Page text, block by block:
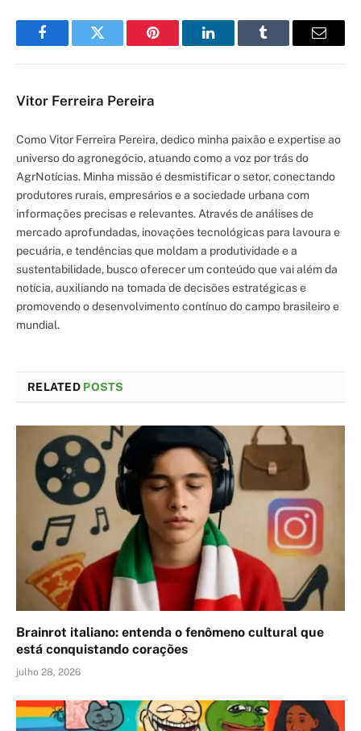
FacebookTwitter Pinterest LinkedInTumblr Email
Vitor Ferreira Pereira
Como Vitor Ferreira Pereira, dedico minha paixão e expertise ao
universo do agronegócio, atuando como a voz por trás do
AgrNotícias. Minha missão é desmistificar o setor, conectando
produtores rurais, empresários e a sociedade urbana com
informações precisas e relevantes. Através de análises de
mercado aprofundadas, inovações tecnológicas para lavoura e
pecuária, e tendências que moldam a produtividade e a
sustentabilidade, busco oferecer um conteúdo que vai além da
notícia, auxiliando na tomada de decisões estratégicas e
promovendo o desenvolvimento contínuo do campo brasileiro e
mundial.
RELATED POSTS
Brainrot italiano: entenda o fenômeno cultural que
está conquistando corações
julho 28, 2026